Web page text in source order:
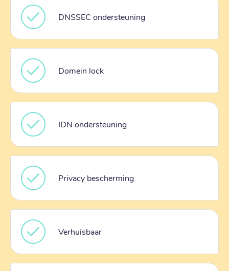
DNSSEC ondersteuning
Domein lock
IDN ondersteuning
Privacy bescherming
Verhuisbaar